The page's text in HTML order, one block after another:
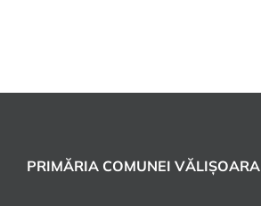
PRIMĂRIA COMUNEI VĂLIȘOARA